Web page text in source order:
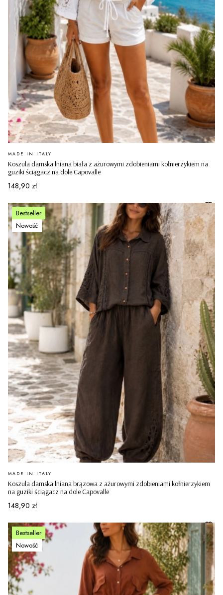
Koszula damska lniana biała z ażurowymi zdobieniami kołnierzykiem na
guziki ściągacz na dole Capovalle
PRODUCENT
MADE IN ITALY
Cena
148,90 zł
Bestseller
Nowość
Koszula damska lniana brązowa z ażurowymi zdobieniami kołnierzykiem
na guziki ściągacz na dole Capovalle
PRODUCENT
MADE IN ITALY
Cena
148,90 zł
Bestseller
Nowość